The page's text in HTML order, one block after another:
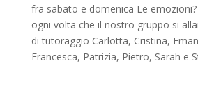
fra sabato e domenica Le
ogni volta che il nostro gruppo si
di tutoraggio Carlotta, Cristina,
Francesca, Patrizia, Pietro, Sarah e